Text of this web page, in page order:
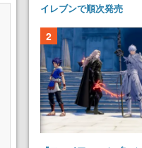
イレブンで順次発売
2